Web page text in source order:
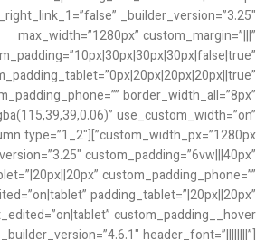
_builder_version=”3.25″
max_width=”1280px” custom_margin=”|||”
border_width_all=”8px”
use_custom_width=”on”
type=”1_2″
custom_padding=”6vw|||40px”
custom_padding_phone=””
padding_tablet=”|20px||20px”